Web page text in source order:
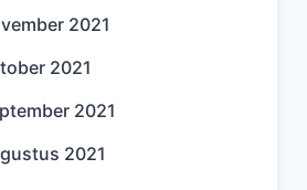
2021
2021
2021
2021